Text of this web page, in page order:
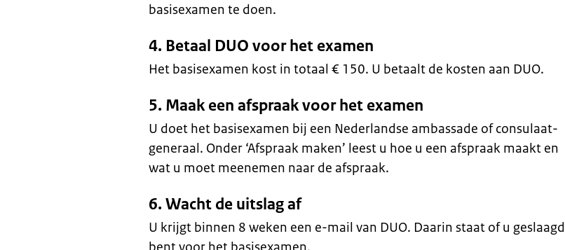
basisexamen te doen.
4. Betaal DUO voor het examen
Het basisexamen kost in totaal € 150. U betaalt de kosten aan DUO.
5. Maak een afspraak voor het examen
U doet het basisexamen bij een Nederlandse ambassade of consulaat-
generaal. Onder ‘Afspraak maken’ leest u hoe u een afspraak maakt en
wat u moet meenemen naar de afspraak.
6. Wacht de uitslag af
U krijgt binnen 8 weken een e-mail van DUO. Daarin staat of u geslaagd